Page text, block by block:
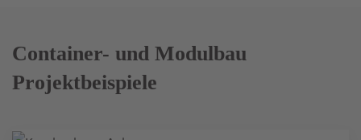
Container- und Modulbau
Projektbeispiele